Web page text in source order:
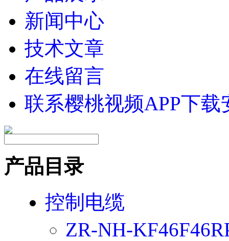
新闻中心
技术文章
在线留言
联系樱桃视频APP下载
产品目录
控制电缆
ZR-NH-